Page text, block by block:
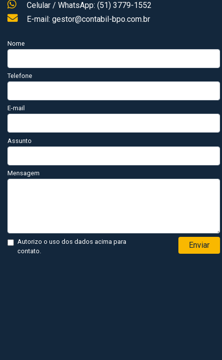
Celular / WhatsApp: (51) 3779-1552
E-mail: gestor@contabil-bpo.com.br
Nome
Telefone
E-mail
Assunto
Mensagem
Autorizo o uso dos dados acima para
contato.
Enviar